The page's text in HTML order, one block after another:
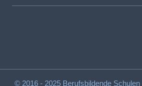
© 2016 - 2025 Berufsbildende Schulen